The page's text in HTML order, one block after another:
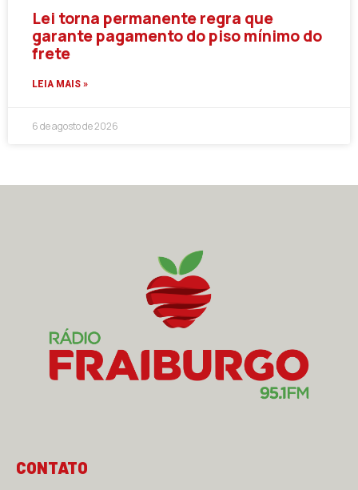
Lei torna permanente regra que
garante pagamento do piso mínimo do
frete
LEIA MAIS »
6 de agosto de 2026
CONTATO